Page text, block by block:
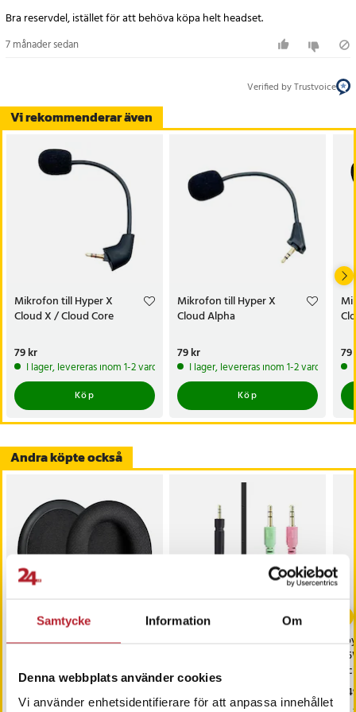
Samtycke Information Om
Denna webbplats använder cookies
Vi använder enhetsidentifierare för att anpassa innehållet
- Anslutning: Vinkelkontakt
- Ljudkanal: 3-polig stereo
- Tillbehör: 1 st sfäriskt svampskydd
Artikelnummer
Vi rekommenderar även
Mikrofon till Hyper X
Cloud X / Cloud Core
Pris:
79 kr
I lager, levereras inom 1-2 vardagar
Köp
Mikrofon till Hyper X
Cloud Alpha
Pris:
79 kr
I lager, levereras inom 1-2 vardagar
Köp
79
Bra reservdel, istället för att behöva köpa helt headset.
7 månader sedan
Verified by Trustvoice
Andra köpte också
Öronkuddar till HyperX
Svart
Just nu har vi bara 2 kvar av denna produkt
GSP600
I lager, levereras inom 1-2 vardagar